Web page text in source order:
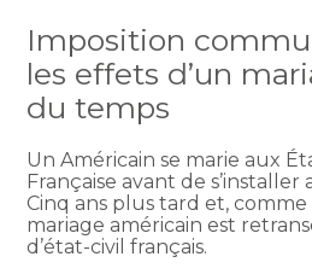
Imposition
les effets d’un
du temps
Un Américain se marie aux
Française avant de s’installer
Cinq ans plus tard et, comme
mariage américain est
d’état-civil français.